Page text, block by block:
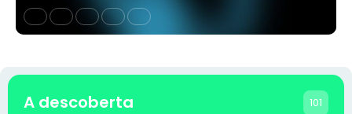
A descoberta 101